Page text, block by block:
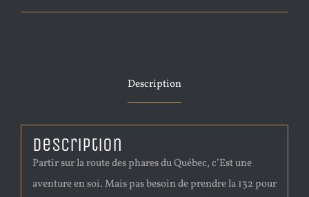
Description
Description
Partir sur la route des phares du Québec, c’Est une
aventure en soi. Mais pas besoin de prendre la 132 pour